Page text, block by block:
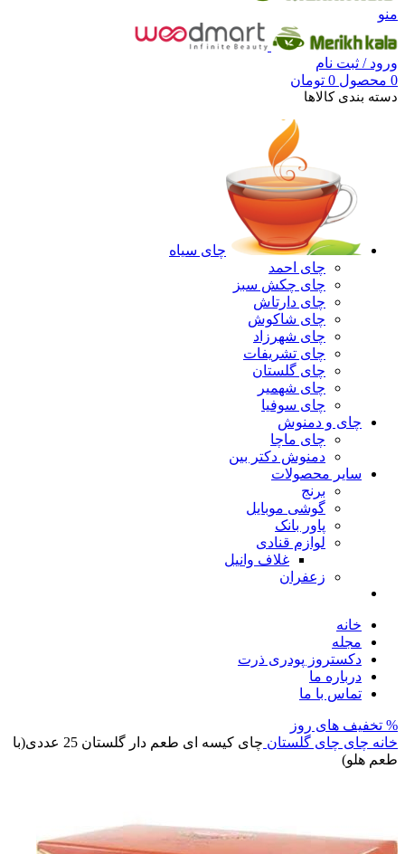
منو
ورود / ثبت نام
0 محصول 0 تومان
دسته بندی کالاها
چای سیاه
چای احمد
چای چکش سبز
چای دارتاش
چای شاکوش
چای شهرزاد
چای تشریفات
چای گلستان
چای شهمیر
چای سوفیا
چای و دمنوش
چای ماچا
دمنوش دکتر بین
سایر محصولات
برنج
گوشی موبایل
پاور بانک
لوازم قنادی
غلاف وانیل
زعفران
خانه
مجله
دکستروز پودری ذرت
درباره ما
تماس با ما
% تخفیف های روز
خانه چای چای گلستان
چای کیسه ای طعم دار گلستان 25 عددی(با
طعم هلو)